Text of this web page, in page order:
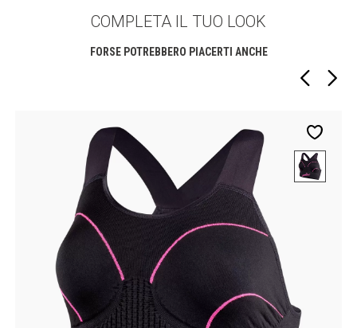
COMPLETA IL TUO LOOK
FORSE POTREBBERO PIACERTI ANCHE